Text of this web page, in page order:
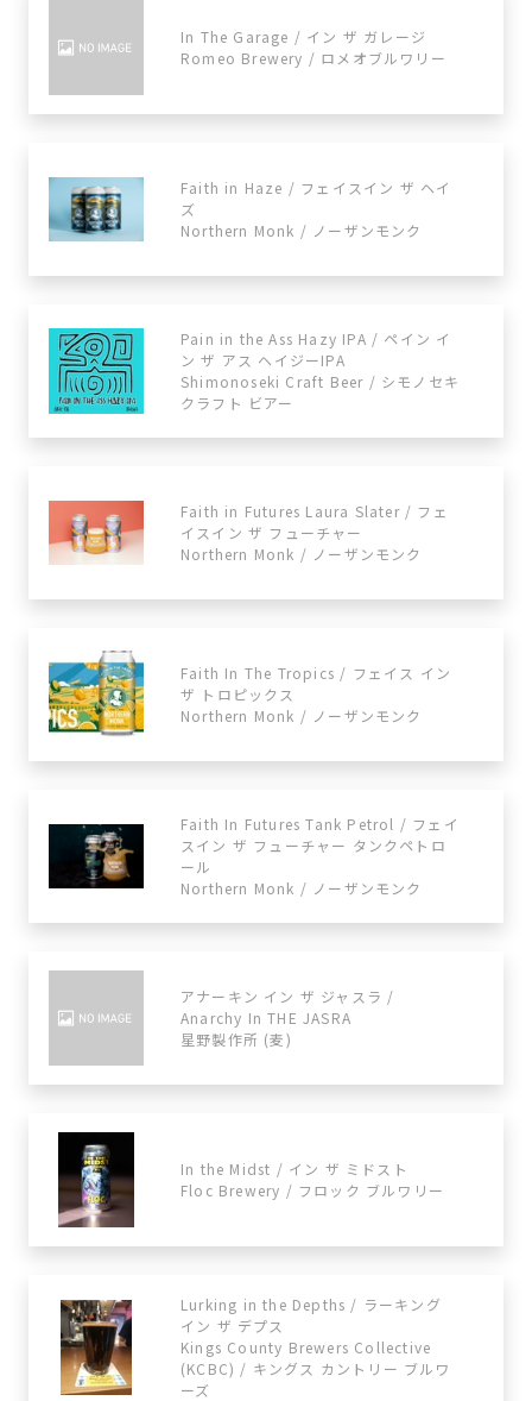
In The Garage / イン ザ ガレージ
Romeo Brewery / ロメオブルワリー
Faith in Haze / フェイスイン ザ ヘイ
ズ
Northern Monk / ノーザンモンク
Pain in the Ass Hazy IPA / ペイン イ
ン ザ アス ヘイジーIPA
Shimonoseki Craft Beer / シモノセキ
クラフト ビアー
Faith in Futures Laura Slater / フェ
イスイン ザ フューチャー
Northern Monk / ノーザンモンク
Faith In The Tropics / フェイス イン
ザ トロピックス
Northern Monk / ノーザンモンク
Faith In Futures Tank Petrol / フェイ
スイン ザ フューチャー タンクペトロ
ール
Northern Monk / ノーザンモンク
アナーキン イン ザ ジャスラ /
Anarchy In THE JASRA
星野製作所 (麦)
In the Midst / イン ザ ミドスト
Floc Brewery / フロック ブルワリー
Lurking in the Depths / ラーキング
イン ザ デプス
Kings County Brewers Collective
(KCBC) / キングス カントリー ブルワ
ーズ